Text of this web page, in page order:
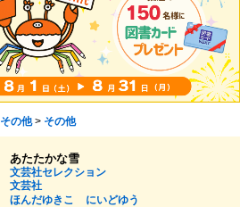
その他> その他
あたたかな雪
文芸社セレクション
文芸社
ほんだゆきこ
にいどゆう